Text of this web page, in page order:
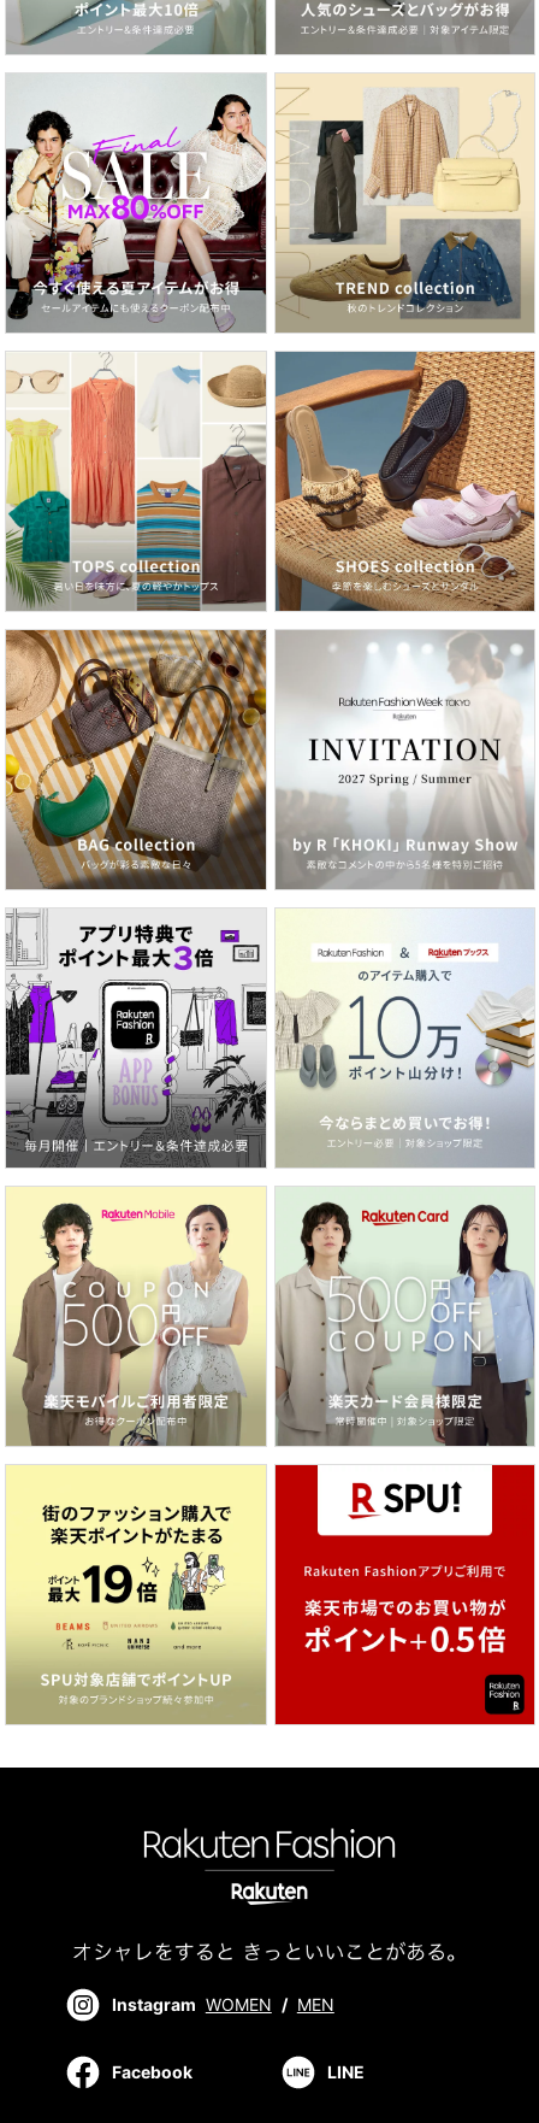
Instagram WOMEN / MEN
Facebook LINE